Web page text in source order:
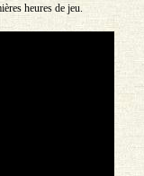
heures de jeu.